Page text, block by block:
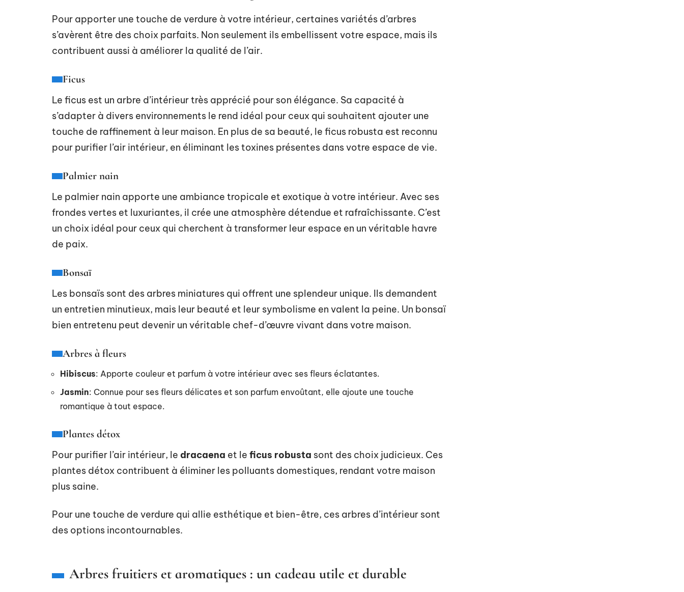
Pour apporter une touche de verdure à votre intérieur, certaines variétés d’arbres
s’avèrent être des choix parfaits. Non seulement ils embellissent votre espace, mais ils
contribuent aussi à améliorer la qualité de l’air.
Ficus
Le ficus est un arbre d’intérieur très apprécié pour son élégance. Sa capacité à
s’adapter à divers environnements le rend idéal pour ceux qui souhaitent ajouter une
touche de raffinement à leur maison. En plus de sa beauté, le ficus robusta est reconnu
pour purifier l’air intérieur, en éliminant les toxines présentes dans votre espace de vie.
Palmier nain
Le palmier nain apporte une ambiance tropicale et exotique à votre intérieur. Avec ses
frondes vertes et luxuriantes, il crée une atmosphère détendue et rafraîchissante. C’est
un choix idéal pour ceux qui cherchent à transformer leur espace en un véritable havre
de paix.
Bonsaï
Les bonsaïs sont des arbres miniatures qui offrent une splendeur unique. Ils demandent
un entretien minutieux, mais leur beauté et leur symbolisme en valent la peine. Un bonsaï
bien entretenu peut devenir un véritable chef-d’œuvre vivant dans votre maison.
Arbres à fleurs
Hibiscus: Apporte couleur et parfum à votre intérieur avec ses fleurs éclatantes.
Jasmin: Connue pour ses fleurs délicates et son parfum envoûtant, elle ajoute une touche
romantique à tout espace.
Plantes détox
Pour purifier l’air intérieur, le dracaena et le ficus robusta sont des choix judicieux. Ces
plantes détox contribuent à éliminer les polluants domestiques, rendant votre maison
plus saine.
Pour une touche de verdure qui allie esthétique et bien-être, ces arbres d’intérieur sont
des options incontournables.
Arbres fruitiers et aromatiques : un cadeau utile et durable